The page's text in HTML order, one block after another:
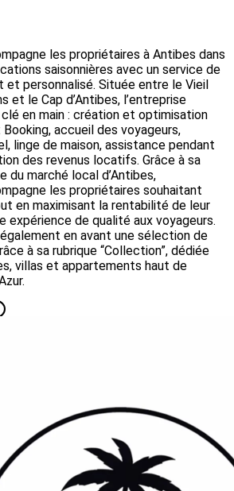
les propriétaires à Antibes dans
saisonnières avec un service de
personnalisé. Située entre le Vieil
et le Cap d’Antibes, l’entreprise
en main : création et optimisation
Booking, accueil des voyageurs,
linge de maison, assistance pendant
des revenus locatifs. Grâce à sa
du marché local d’Antibes,
les propriétaires souhaitant
en maximisant la rentabilité de leur
expérience de qualité aux voyageurs.
en avant une sélection de
à sa rubrique “Collection”, dédiée
villas et appartements haut de